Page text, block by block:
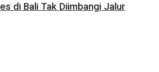
di Bali Tak Diimbangi Jalur